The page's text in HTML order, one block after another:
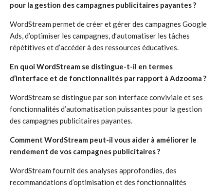
pour la gestion des campagnes publicitaires payantes ?
WordStream permet de créer et gérer des campagnes Google
Ads, d’optimiser les campagnes, d’automatiser les tâches
répétitives et d’accéder à des ressources éducatives.
En quoi WordStream se distingue-t-il en termes
d’interface et de fonctionnalités par rapport à Adzooma ?
WordStream se distingue par son interface conviviale et ses
fonctionnalités d’automatisation puissantes pour la gestion
des campagnes publicitaires payantes.
Comment WordStream peut-il vous aider à améliorer le
rendement de vos campagnes publicitaires ?
WordStream fournit des analyses approfondies, des
recommandations d’optimisation et des fonctionnalités